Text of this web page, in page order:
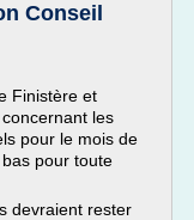
Conseil
Finistère et
les
pour le mois de
pour toute
devraient rester